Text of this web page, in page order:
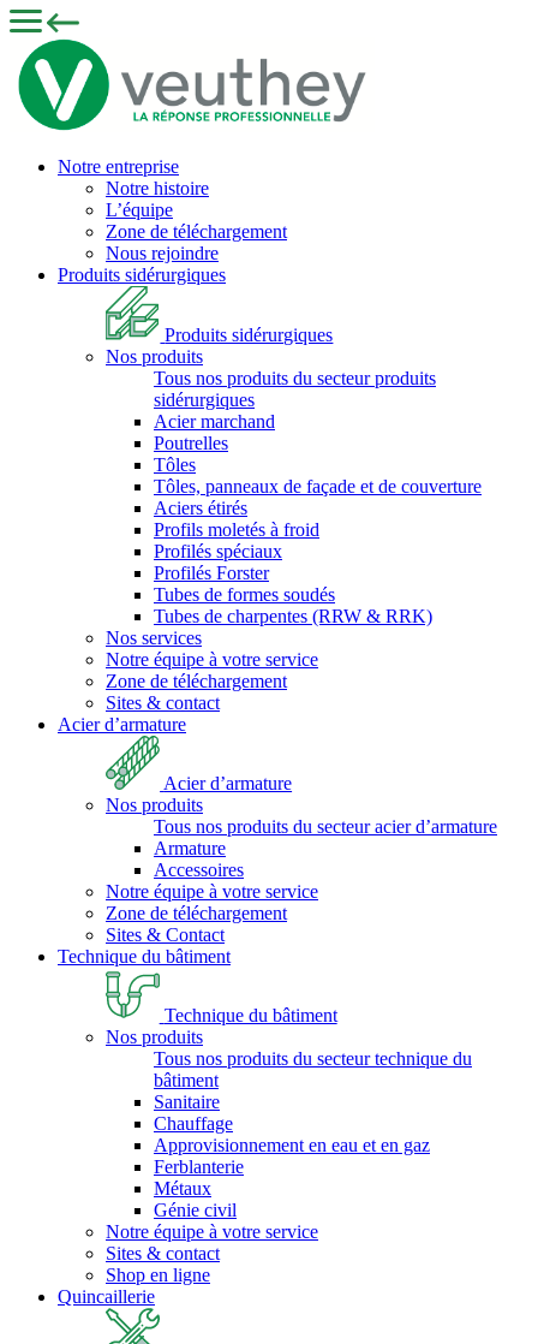
Notre entreprise
Notre histoire
L’équipe
Zone de téléchargement
Nous rejoindre
Produits sidérurgiques
Produits sidérurgiques
Nos produits
Tous nos produits du secteur produits
sidérurgiques
Acier marchand
Poutrelles
Tôles
Tôles, panneaux de façade et de couverture
Aciers étirés
Profils moletés à froid
Profilés spéciaux
Profilés Forster
Tubes de formes soudés
Tubes de charpentes (RRW & RRK)
Nos services
Notre équipe à votre service
Zone de téléchargement
Sites & contact
Acier d’armature
Acier d’armature
Nos produits
Tous nos produits du secteur acier d’armature
Armature
Accessoires
Notre équipe à votre service
Zone de téléchargement
Sites & Contact
Technique du bâtiment
Technique du bâtiment
Nos produits
Tous nos produits du secteur technique du
bâtiment
Sanitaire
Chauffage
Approvisionnement en eau et en gaz
Ferblanterie
Métaux
Génie civil
Notre équipe à votre service
Sites & contact
Shop en ligne
Quincaillerie